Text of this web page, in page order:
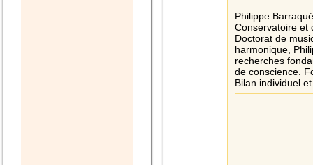
Philippe
Conservatoire et
Doctorat de
harmonique,
recherches
de conscience.
Bilan individuel